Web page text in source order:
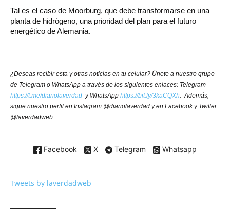
Tal es el caso de Moorburg, que debe transformarse en una
planta de hidrógeno, una prioridad del plan para el futuro
energético de Alemania.
¿Deseas recibir esta y otras noticias en tu celular? Únete a nuestro grupo
de Telegram o WhatsApp a través de los siguientes enlaces: Telegram
https://t.me/diariolaverdad y WhatsApp https://bit.ly/3kaCQXh. Además,
sigue nuestro perfil en Instagram @diariolaverdad y en Facebook y Twitter
@laverdadweb.
Facebook X Telegram Whatsapp
Tweets by laverdadweb